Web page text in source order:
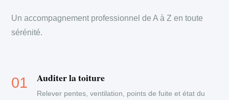
Un accompagnement professionnel de A à Z en toute
sérénité.
Auditer la toiture
Relever pentes, ventilation, points de fuite et état du